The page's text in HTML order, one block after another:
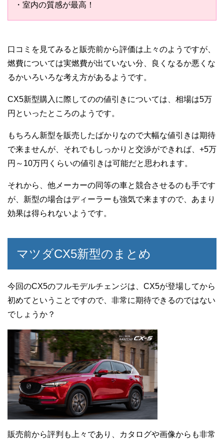
・室内の質感が最高！
口コミを見てみると販売前から評価は上々のようですが、
燃費については実燃費が出ていない分、良くなるか悪くな
るかいろいろな考え方があるようです。
CX5新型購入に際してのの値引きについては、相場は5万
円といったところのようです。
もちろん新型を販売したばかりなので大幅な値引きは期待
で来ませんが、それでもしっかりと交渉ができれば、+5万
円～10万円くらいの値引きは可能だと思われます。
それから、他メーカーの同等の車と競合させるのも手です
が、新型の場合はディーラーも強気で来ますので、あまり
効果は得られないようです。
マツダCX5新型のまとめ
今回のCX5のフルモデルチェンジは、CX5が登場してから
初めてということですので、非常に期待できるのではない
でしょうか？
販売前から評判も上々であり、カタログや画像からも非常